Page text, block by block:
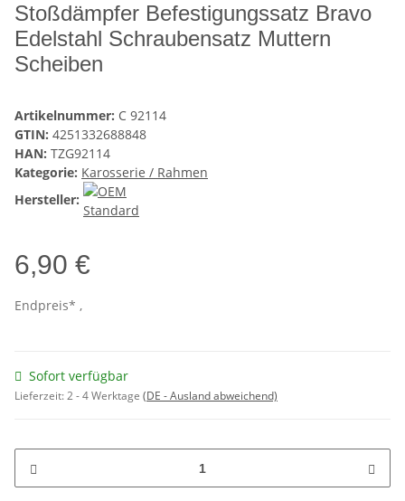
Stoßdämpfer Befestigungssatz Bravo
Edelstahl Schraubensatz Muttern
Scheiben
Artikelnummer: C 92114
GTIN: 4251332688848
HAN: TZG92114
Kategorie: Karosserie / Rahmen
Hersteller:
6,90 €
Endpreis* ,
Sofort verfügbar
Lieferzeit:2 - 4 Werktage (DE - Ausland abweichend)